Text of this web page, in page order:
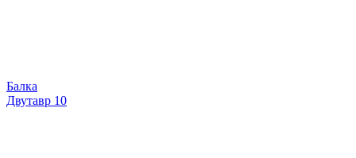
Балка
Двутавр 10